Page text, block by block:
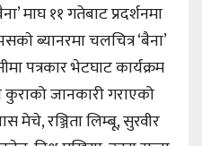
माघ ११ गतेबाट प्रदर्शनमा
ब्यानरमा चलचित्र ‘बैना’
पत्रकार भेटघाट कार्यक्रम
जानकारी गराएको
मेचे, रञ्जिता लिम्बू, सुरवीर